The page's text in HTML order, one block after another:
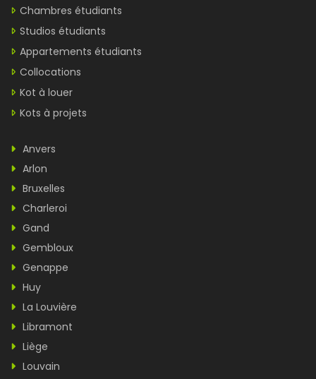
Chambres étudiants
Studios étudiants
Appartements étudiants
Collocations
Kot à louer
Kots à projets
Anvers
Arlon
Bruxelles
Charleroi
Gand
Gembloux
Genappe
Huy
La Louvière
Libramont
Liège
Louvain